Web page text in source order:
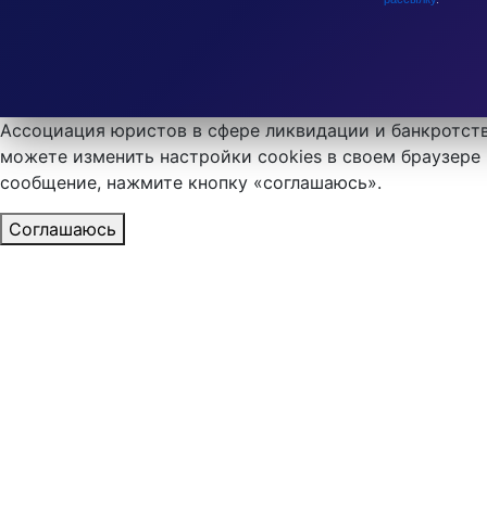
Ассоциация юристов в сфере ликвидации и
можете изменить настройки cookies в своем
сообщение, нажмите кнопку «соглашаюсь».
Соглашаюсь